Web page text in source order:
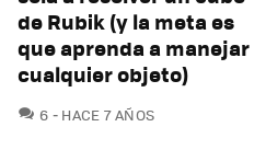
de Rubik (y la meta es
que aprenda a manejar
cualquier objeto)
6 COMENTARIOS
HACE 7 AÑOS